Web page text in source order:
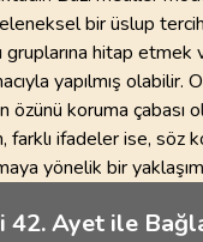
bir üslup
hitap etmek
yapılmış olabilir.
koruma çabası
ifadeler ise, söz
yönelik bir
42. Ayet ile